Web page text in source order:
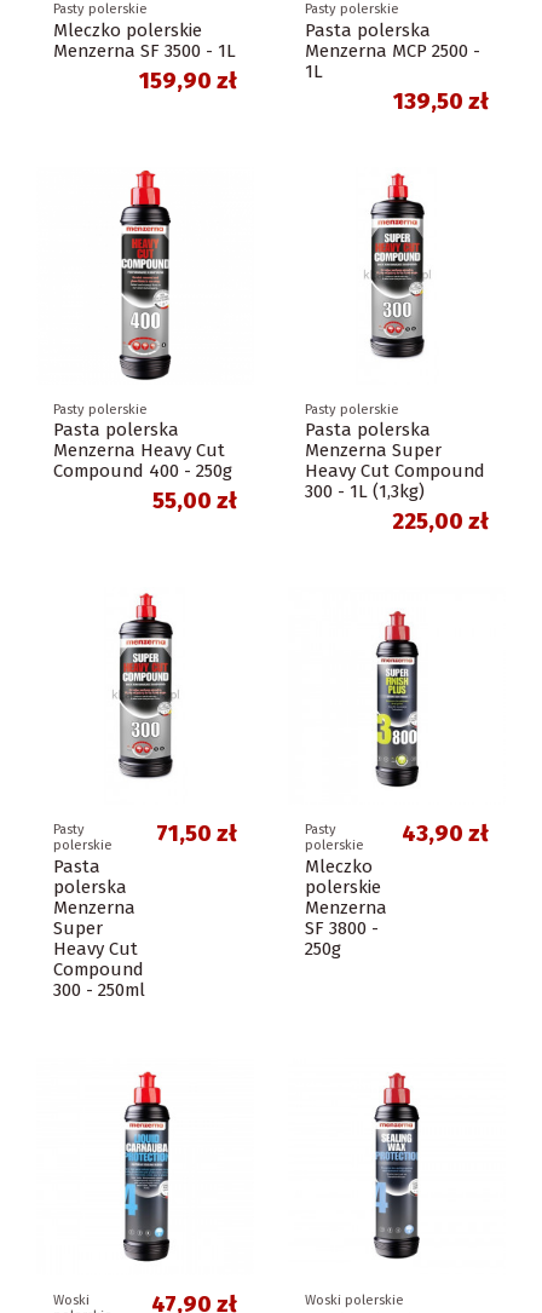
Pasty polerskie
Mleczko polerskie
Menzerna SF 3500 - 1L
159,90 zł
Pasty polerskie
Pasta polerska
Menzerna MCP 2500 -
1L
139,50 zł
Pasty polerskie
Pasta polerska
Menzerna Heavy Cut
Compound 400 - 250g
55,00 zł
Pasty polerskie
Pasta polerska
Menzerna Super
Heavy Cut Compound
300 - 1L (1,3kg)
225,00 zł
Pasty
polerskie
Pasta
polerska
Menzerna
Super
Heavy Cut
Compound
300 - 250ml
71,50 zł
Pasty
polerskie
Mleczko
polerskie
Menzerna
SF 3800 -
250g
43,90 zł
Woski
47,90 zł Woski polerskie